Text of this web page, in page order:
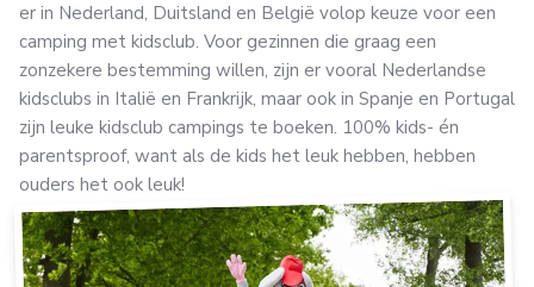
er in Nederland, Duitsland en België volop keuze voor een
camping met kidsclub. Voor gezinnen die graag een
zonzekere bestemming willen, zijn er vooral Nederlandse
kidsclubs in Italië en Frankrijk, maar ook in Spanje en Portugal
zijn leuke kidsclub campings te boeken. 100% kids- én
parentsproof, want als de kids het leuk hebben, hebben
ouders het ook leuk!